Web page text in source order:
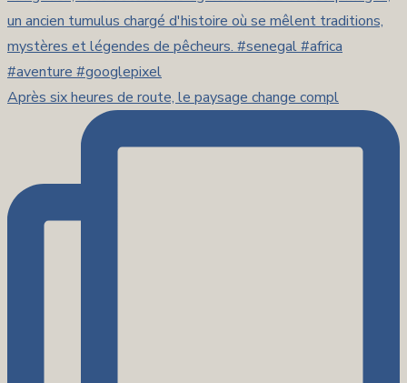
Après six heures de route, le paysage change compl